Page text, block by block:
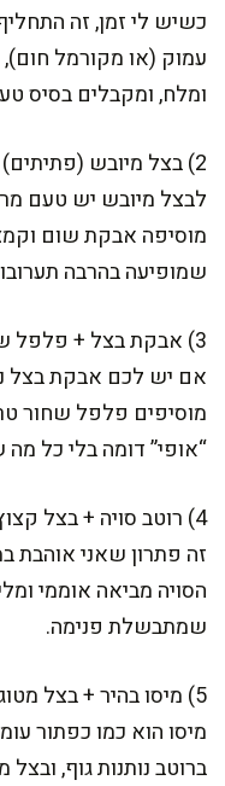
כשיש לי זמן, זה
עמוק (או מקורמל
ומלח, ומקבלים בסיס
2) בצל מיובש (פתיתים) + אבקת שום + מעט סוכר
לבצל מיובש יש טעם
מוסיפה אבקת שום
שמופיעה בהרבה
3) אבקת בצל + פלפל שחור + מלח מדוד
אם יש לכם אבקת בצל
מוסיפים פלפל שחור
“אופי” דומה בלי כל
4) רוטב סויה + בצל קצוץ דק
זה פתרון שאני אוהבת
הסויה מביאה אוממי
שמתבשלת פנימה.
5) מיסו בהיר + בצל מטוגן
מיסו הוא כמו כפתור
ברוטב נותנות גוף,